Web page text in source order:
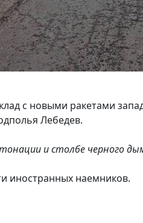
с новыми ракетами
Лебедев.
и столбе черного
иностранных наемников.